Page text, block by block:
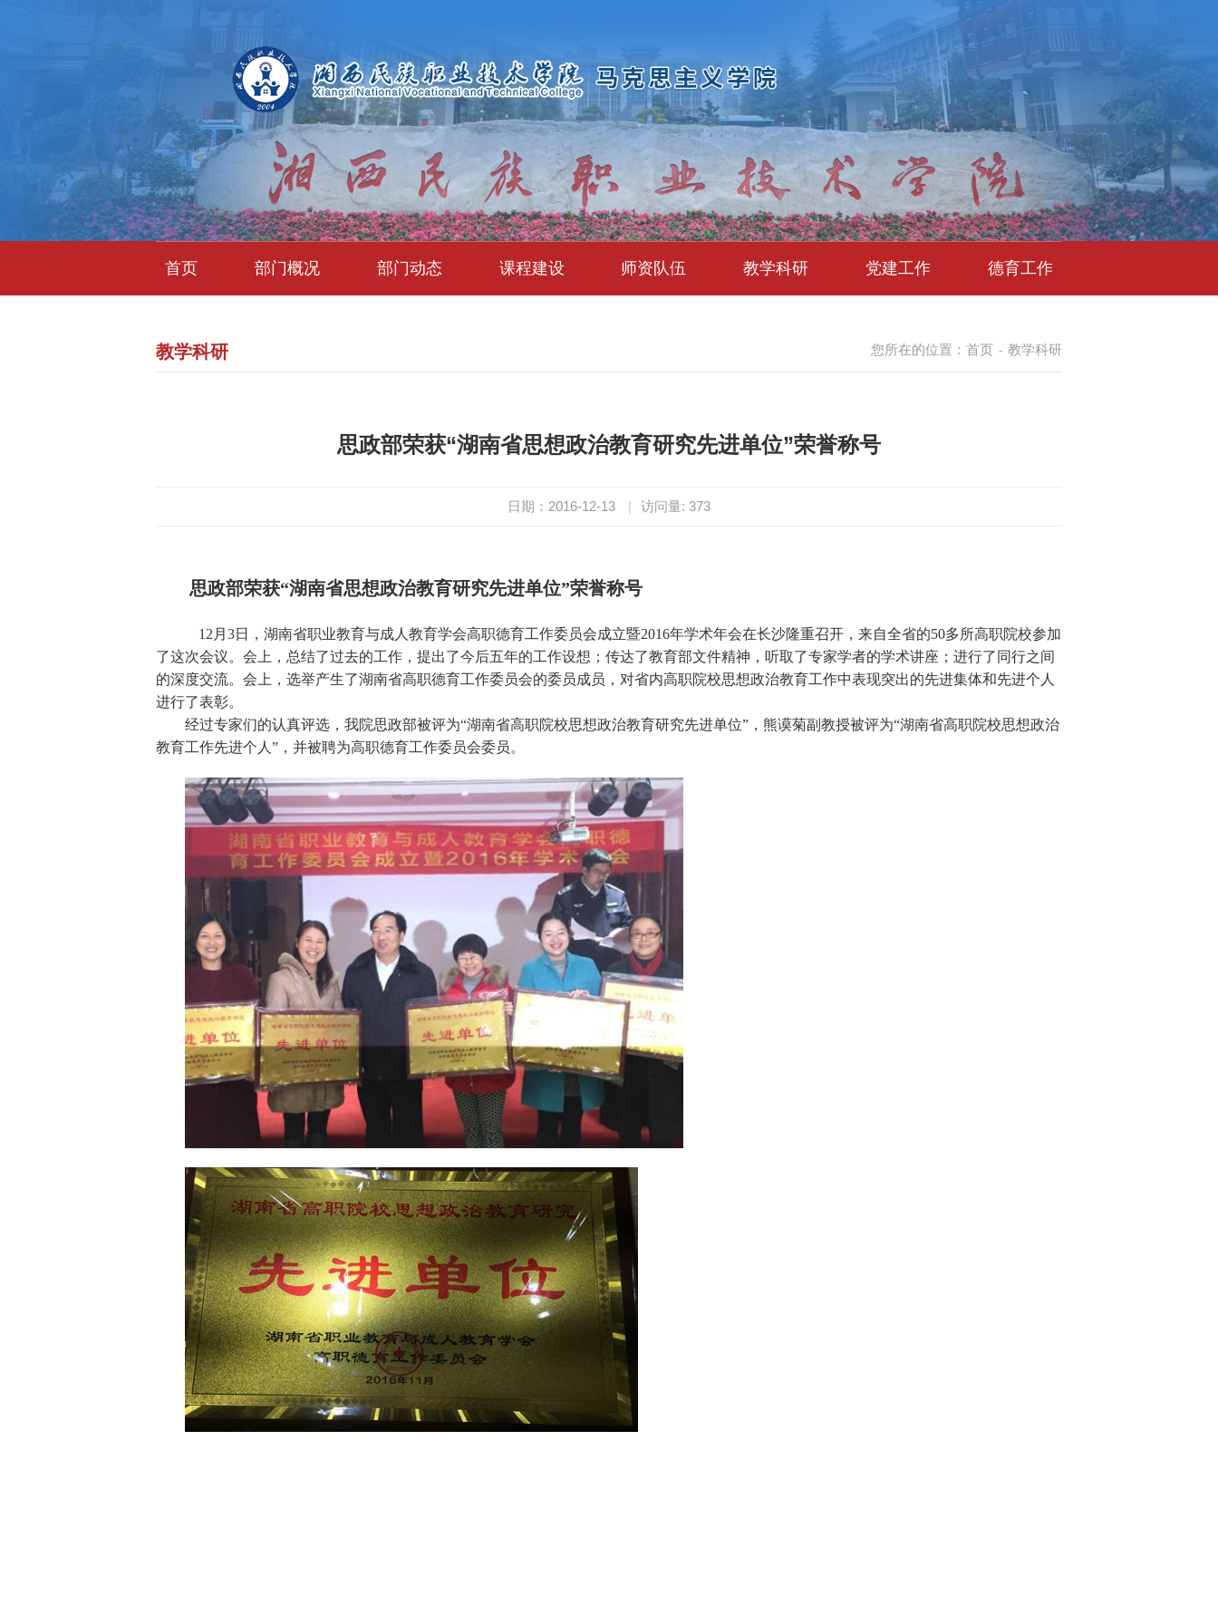
首页 部门概况 部门动态 课程建设 师资队伍 教学科研 党建工作 德育工作
您所在的位置： 首页 - 教学科研
教学科研
思政部荣获“湖南省思想政治教育研究先进单位”荣誉称号
日期：2016-12-13 | 访问量: 373
思政部荣获“湖南省思想政治教育研究先进单位”荣誉称号
12 月3日，湖南省职业教育与成人教育学会高职德育工作委员会成立暨2016年学术年会在长沙隆重召开，来自全省的50多所高职院校参加
了这次会议。会上，总结了过去的工作，提出了今后五年的工作设想；传达了教育部文件精神，听取了专家学者的学术讲座；进行了同行之间
的深度交流。会上，选举产生了湖南省高职德育工作委员会的委员成员，对省内高职院校思想政治教育工作中表现突出的先进集体和先进个人
进行了表彰。
经过专家们的认真评选，我院思政部被评为“湖南省高职院校思想政治教育研究先进单位”，熊谟菊副教授被评为“湖南省高职院校思想政治
教育工作先进个人”，并被聘为高职德育工作委员会委员。